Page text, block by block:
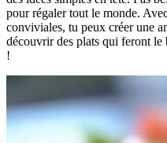
pour régaler tout le monde.
conviviales, tu peux créer une
découvrir des plats qui feront le
!